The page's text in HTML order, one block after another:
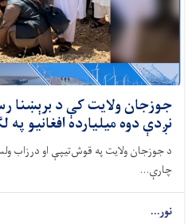
جوزجان ولایت کې د برېښنا
نږدې دوه میلیارده افغانیو
د جوزجان ولایت په قوش‌تیپې او درزاب
چارې...
نور...